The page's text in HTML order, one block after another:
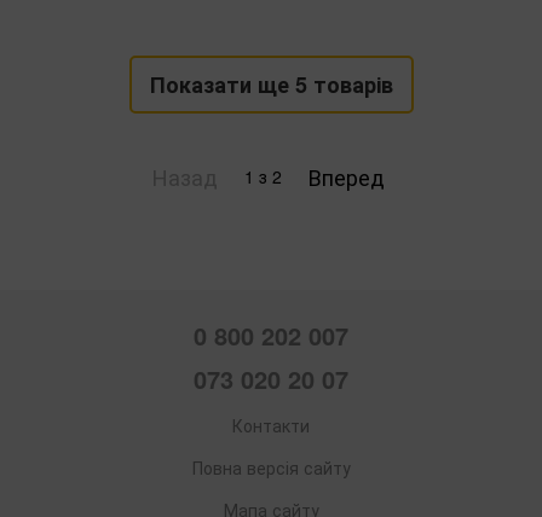
Показати ще 5 товарів
1 з 2 Вперед
0 800 202 007
073 020 20 07
Контакти
Повна версія сайту
Мапа сайту